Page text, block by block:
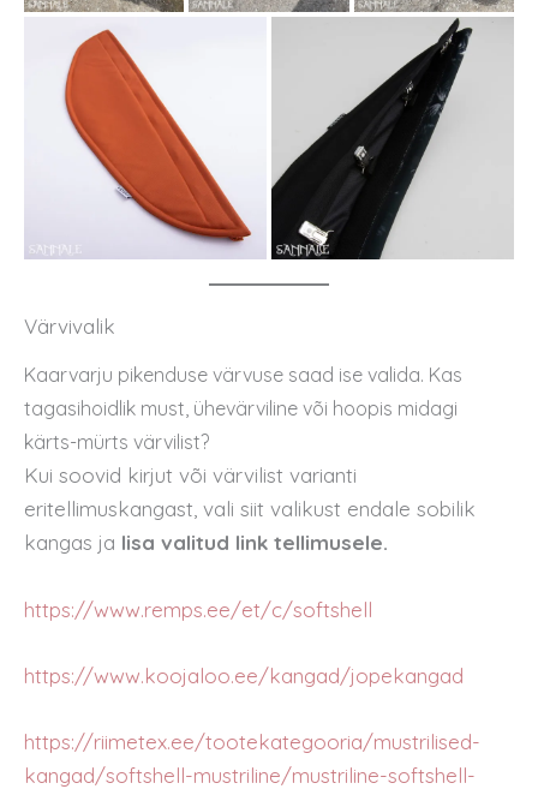
Värvivalik
Kaarvarju pikenduse värvuse saad ise valida. Kas
tagasihoidlik must, ühevärviline või hoopis midagi
kärts-mürts värvilist?
Kui soovid kirjut või värvilist varianti
eritellimuskangast, vali siit valikust endale sobilik
kangas ja lisa valitud link tellimusele.
https://www.remps.ee/et/c/softshell
https://www.koojaloo.ee/kangad/jopekangad
https://riimetex.ee/tootekategooria/mustrilised-
kangad/softshell-mustriline/mustriline-softshell-